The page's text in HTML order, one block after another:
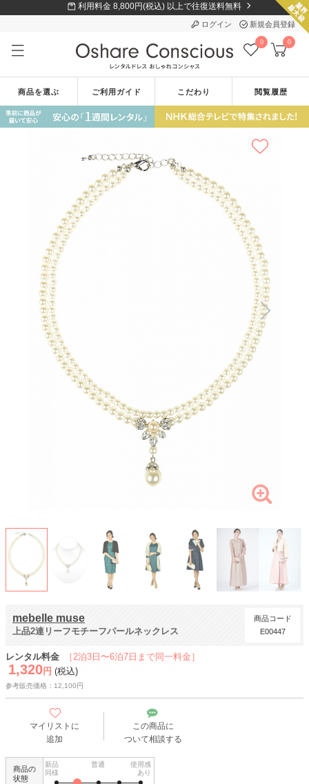
利用料金 8,800円(税込) 以上で往復送料無料
ログイン 新規会員登録
0 0
商品を選ぶ ご利用ガイド こだわり 閲覧履歴
mebelle muse
上品2連リーフモチーフパールネックレス
商品コード
E00447
［2泊3日〜6泊7日まで同一料金］
レンタル料金
1,320 円 (税込)
参考販売価格：12,100円
マイリストに
追加
この商品に
ついて相談する
商品の
状態
新品
同様
普通
使用感
あり